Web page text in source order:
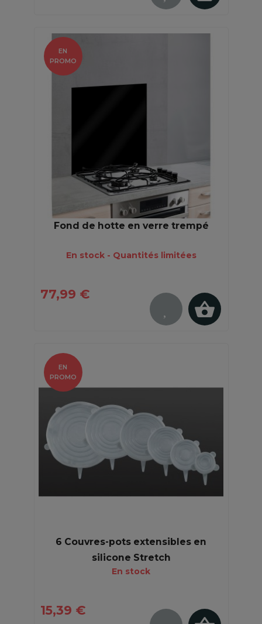
Fond de hotte en verre trempé
En stock - Quantités limitées
77,99 €
EN
PROMO
6 Couvres-pots extensibles en
silicone Stretch
En stock
15,39 €
EN
PROMO